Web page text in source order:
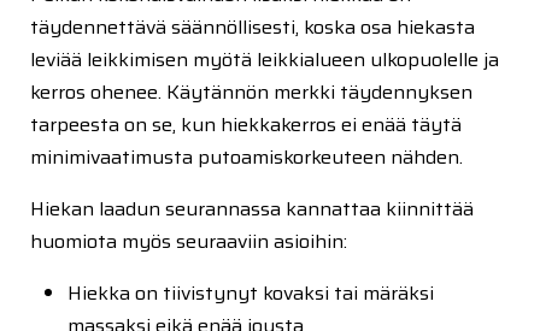
täydennettävä säännöllisesti, koska osa hiekasta
leviää leikkimisen myötä leikkialueen ulkopuolelle ja
kerros ohenee. Käytännön merkki täydennyksen
tarpeesta on se, kun hiekkakerros ei enää täytä
minimivaatimusta putoamiskorkeuteen nähden.
Hiekan laadun seurannassa kannattaa kiinnittää
huomiota myös seuraaviin asioihin:
Hiekka on tiivistynyt kovaksi tai märäksi